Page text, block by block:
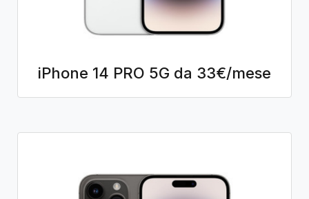
iPhone 14 PRO 5G da 33€/mese